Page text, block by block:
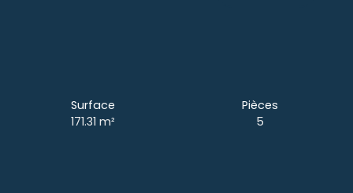
Surface
171.31m²
Pièces
5